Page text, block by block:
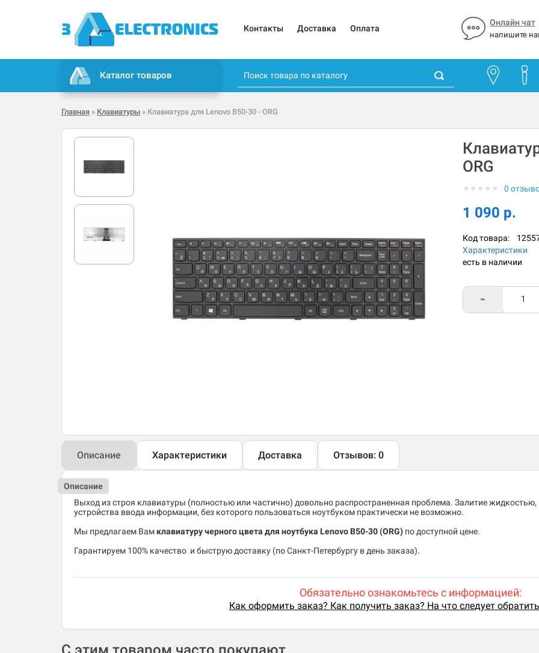
Контакты Доставка Оплата
Онлайн чат
напишите
Каталог товаров
Главная » Клавиатуры » Клавиатура для Lenovo B50-30 - ORG
ORG
★ ★ ★ ★ ★ 0
1 090 р.
Код товара:
Характеристики
есть в наличии
-
Описание Характеристики Доставка Отзывов: 0
Описание
Выход из строя клавиатуры (полностью или частично) довольно распространенная проблема. Залитие
устройства ввода информации, без которого пользоваться ноутбуком практически не возможно.
Мы предлагаем Вам клавиатуру черного цвета для ноутбука Lenovo B50-30 (ORG) по доступной цене.
Гарантируем 100% качество и быструю доставку (по Санкт-Петербургу в день заказа).
Обязательно ознакомьтесь с информацией:
Как оформить заказ? Как получить заказ? На что следует